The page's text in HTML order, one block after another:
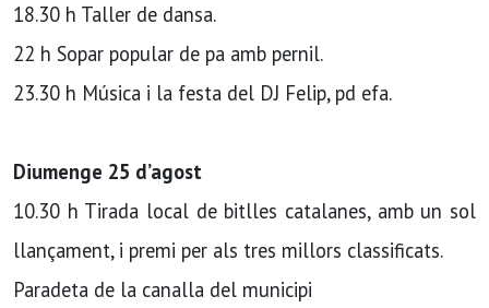
18.30 h Taller de dansa.
22 h Sopar popular de pa amb pernil.
23.30 h Música i la festa del DJ Felip, pd efa.
Diumenge 25 d’agost
10.30 h Tirada local de bitlles catalanes, amb un sol
llançament, i premi per als tres millors classificats.
Paradeta de la canalla del municipi